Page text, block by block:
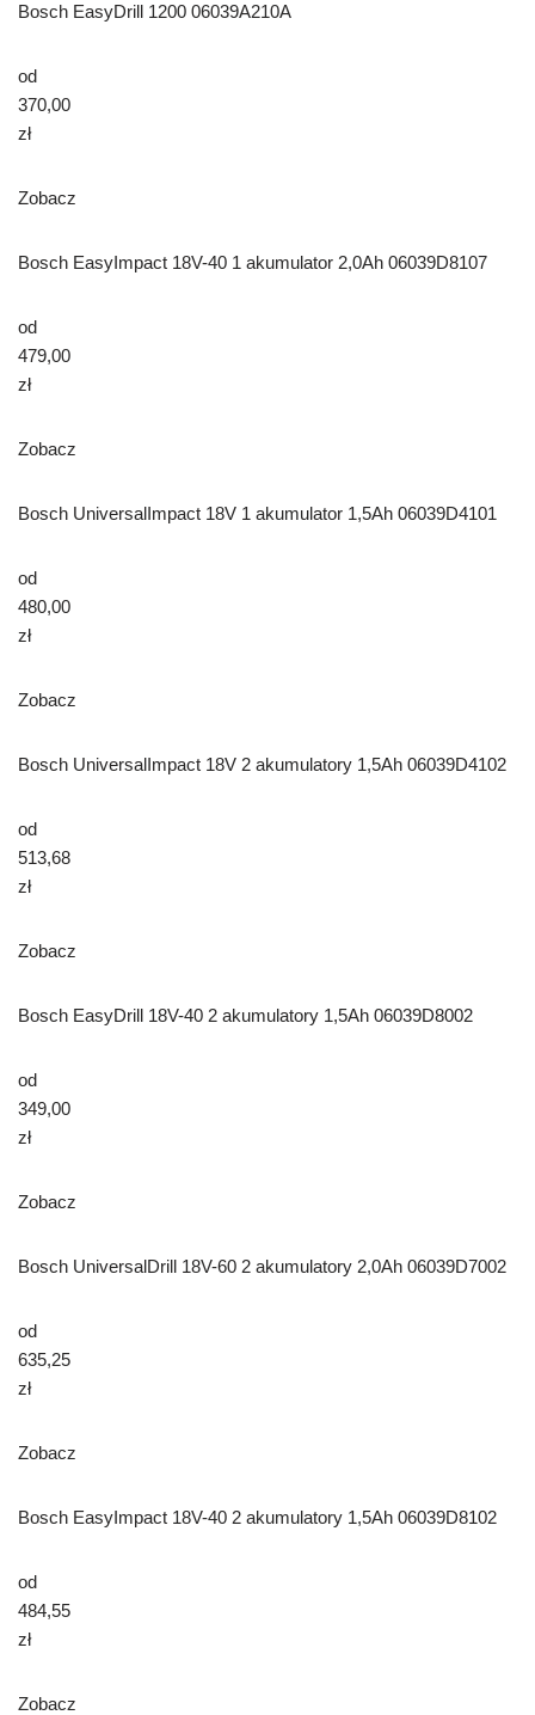
Bosch EasyDrill 1200 06039A210A
od
370,00
zł
Zobacz
Bosch EasyImpact 18V-40 1 akumulator 2,0Ah 06039D8107
od
479,00
zł
Zobacz
Bosch UniversalImpact 18V 1 akumulator 1,5Ah 06039D4101
od
480,00
zł
Zobacz
Bosch UniversalImpact 18V 2 akumulatory 1,5Ah 06039D4102
od
513,68
zł
Zobacz
Bosch EasyDrill 18V-40 2 akumulatory 1,5Ah 06039D8002
od
349,00
zł
Zobacz
Bosch UniversalDrill 18V-60 2 akumulatory 2,0Ah 06039D7002
od
635,25
zł
Zobacz
Bosch EasyImpact 18V-40 2 akumulatory 1,5Ah 06039D8102
od
484,55
zł
Zobacz